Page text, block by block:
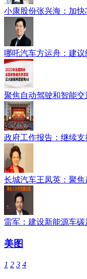
小康股份张兴海：加
哪吒汽车方运舟：建
聚焦自动驾驶和智能
政府工作报告：继续
长城汽车王凤英：聚
雷军：建设新能源车
美图
1 2 3 4